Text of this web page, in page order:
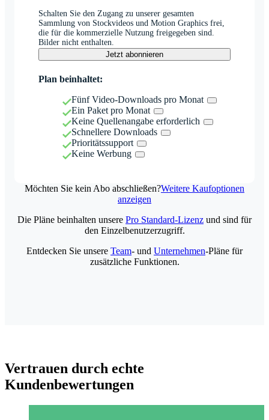
Schalten Sie den Zugang zu unserer gesamten
Sammlung von Stockvideos und Motion Graphics frei,
die für die kommerzielle Nutzung freigegeben sind.
Bilder nicht enthalten.
Jetzt abonnieren
Plan beinhaltet:
Fünf Video-Downloads pro Monat
Ein Paket pro Monat
Keine Quellenangabe erforderlich
Schnellere Downloads
Prioritätssupport
Keine Werbung
Möchten Sie kein Abo abschließen?Weitere Kaufoptionen
anzeigen
Die Pläne beinhalten unsere Pro Standard-Lizenz und sind für
den Einzelbenutzerzugriff.
Entdecken Sie unsere Team- und Unternehmen-Pläne für
zusätzliche Funktionen.
Vertrauen durch echte
Kundenbewertungen